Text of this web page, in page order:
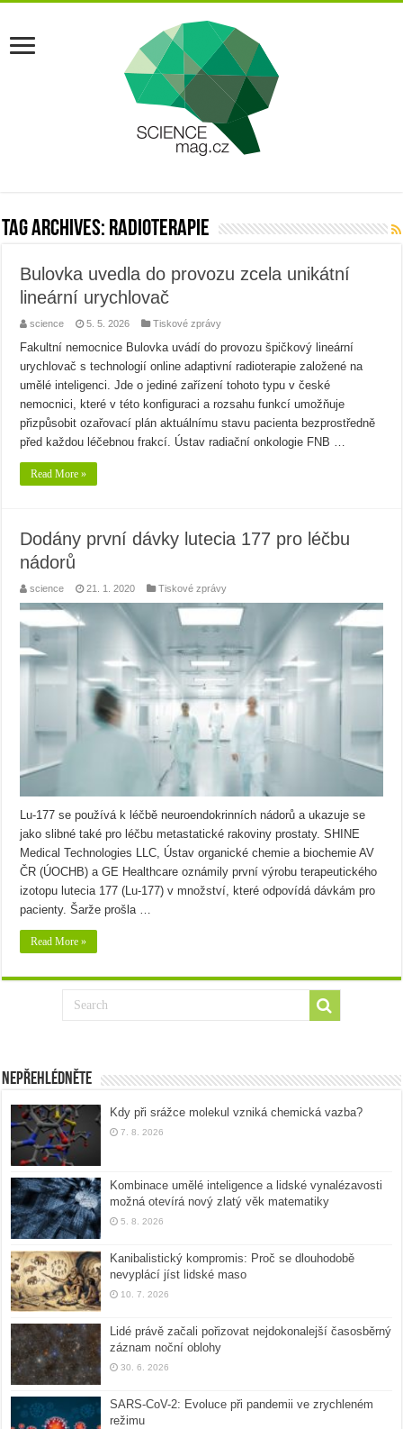
Tag Archives: radioterapie
Bulovka uvedla do provozu zcela unikátní
lineární urychlovač
science 5. 5. 2026 Tiskové zprávy
Fakultní nemocnice Bulovka uvádí do provozu špičkový lineární
urychlovač s technologií online adaptivní radioterapie založené na
umělé inteligenci. Jde o jediné zařízení tohoto typu v české
nemocnici, které v této konfiguraci a rozsahu funkcí umožňuje
přizpůsobit ozařovací plán aktuálnímu stavu pacienta bezprostředně
před každou léčebnou frakcí. Ústav radiační onkologie FNB …
Read More »
Dodány první dávky lutecia 177 pro léčbu
nádorů
science 21. 1. 2020 Tiskové zprávy
Lu-177 se používá k léčbě neuroendokrinních nádorů a ukazuje se
jako slibné také pro léčbu metastatické rakoviny prostaty. SHINE
Medical Technologies LLC, Ústav organické chemie a biochemie AV
ČR (ÚOCHB) a GE Healthcare oznámily první výrobu terapeutického
izotopu lutecia 177 (Lu-177) v množství, které odpovídá dávkám pro
pacienty. Šarže prošla …
Read More »
Nepřehlédněte
Kdy při srážce molekul vzniká chemická vazba?
7. 8. 2026
Kombinace umělé inteligence a lidské vynalézavosti
možná otevírá nový zlatý věk matematiky
5. 8. 2026
Kanibalistický kompromis: Proč se dlouhodobě
nevyplácí jíst lidské maso
10. 7. 2026
Lidé právě začali pořizovat nejdokonalejší časosběrný
záznam noční oblohy
30. 6. 2026
SARS-CoV-2: Evoluce při pandemii ve zrychleném
režimu